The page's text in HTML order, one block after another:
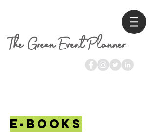
The Green Event Planner
E-BOOKS